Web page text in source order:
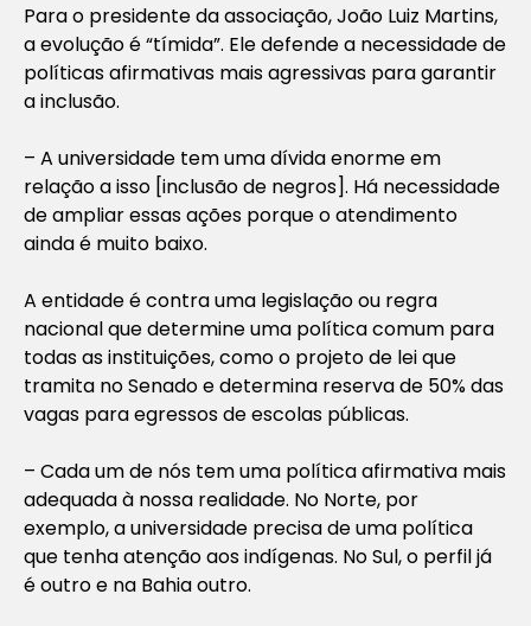
Para o presidente da associação, João Luiz Martins,
a evolução é “tímida”. Ele defende a necessidade de
políticas afirmativas mais agressivas para garantir
a inclusão.
– A universidade tem uma dívida enorme em
relação a isso [inclusão de negros]. Há necessidade
de ampliar essas ações porque o atendimento
ainda é muito baixo.
A entidade é contra uma legislação ou regra
nacional que determine uma política comum para
todas as instituições, como o projeto de lei que
tramita no Senado e determina reserva de 50% das
vagas para egressos de escolas públicas.
– Cada um de nós tem uma política afirmativa mais
adequada à nossa realidade. No Norte, por
exemplo, a universidade precisa de uma política
que tenha atenção aos indígenas. No Sul, o perfil já
é outro e na Bahia outro.